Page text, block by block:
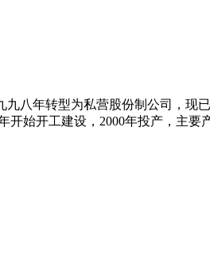
八年转型为私营股份制公司，现
始开工建设，2000年投产，主要